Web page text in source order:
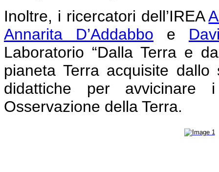
Inoltre, i ricercatori dell’IREA
Annarita D’Addabbo e
Laboratorio “Dalla Terra e
pianeta Terra acquisite
didattiche per
Osservazione della Terra.